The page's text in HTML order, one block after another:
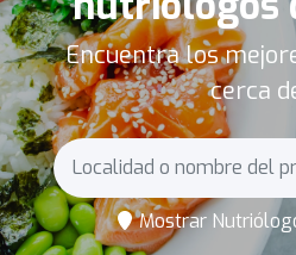
Encuentra los
cerca
Mostrar